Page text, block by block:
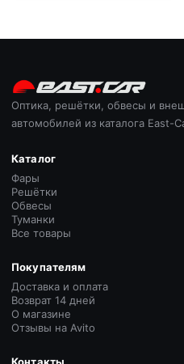
Оптика, решётки, обвесы и
автомобилей из каталога East-
Каталог
Фары
Решётки
Обвесы
Туманки
Все товары
Покупателям
Доставка и оплата
Возврат 14 дней
О магазине
Отзывы на Avito